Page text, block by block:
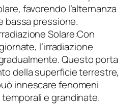
favorendo l’alternanza
bassa pressione.
Solare:Con
l’irradiazione
Questo porta
della superficie terrestre,
innescare fenomeni
e grandinate.